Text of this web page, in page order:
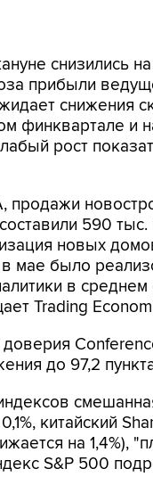
снизились на
прибыли
снижения
финквартале и
рост
590
новых
мае было
в
Trading
доверия
до 97,2
китайский
на
S&P 500